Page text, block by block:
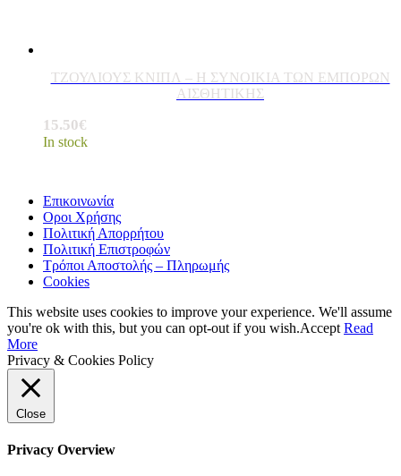
ΤΖΟΥΛΙΟΥΣ ΚΝΙΠΛ – Η ΣΥΝΟΙΚΙΑ ΤΩΝ ΕΜΠΟΡΩΝ
ΑΙΣΘΗΤΙΚΗΣ
15.50€
In stock
Επικοινωνία
Οροι Χρήσης
Πολιτική Απορρήτου
Πολιτική Επιστροφών
Τρόποι Αποστολής – Πληρωμής
Cookies
This website uses cookies to improve your experience. We'll assume
you're ok with this, but you can opt-out if you wish.Accept Read
More
Privacy & Cookies Policy
Close
Privacy Overview